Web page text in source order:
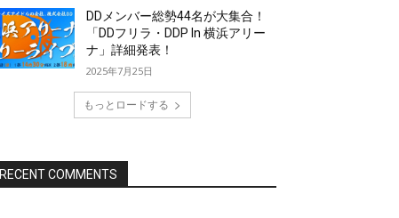
DDメンバー総勢44名が大集合！
「DDフリラ・DDP In 横浜アリー
ナ」詳細発表！
2025年7月25日
もっとロードする
RECENT COMMENTS